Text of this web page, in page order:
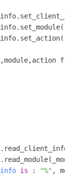
is : "%" ,